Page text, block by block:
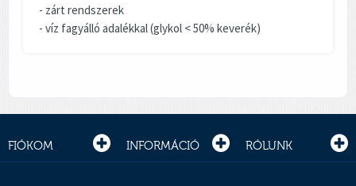
- zárt rendszerek
- víz fagyálló adalékkal (glykol < 50% keverék)
FIÓKOM INFORMÁCIÓ RÓLUNK